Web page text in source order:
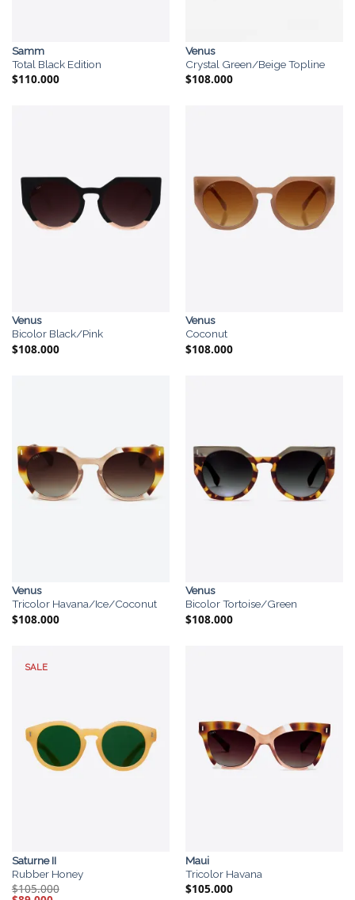
Samm
Total Black Edition
$110.000
Venus
Crystal Green/Beige Topline
$108.000
Venus
Bicolor Black/Pink
$108.000
Venus
Coconut
$108.000
Venus
Tricolor Havana/Ice/Coconut
$108.000
Venus
Bicolor Tortoise/Green
$108.000
SALE
Saturne II
Rubber Honey
$105.000
Maui
Tricolor Havana
$105.000